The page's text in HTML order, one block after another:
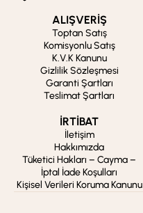
ALIŞVERİŞ
Toptan Satış
Komisyonlu Satış
K.V.K Kanunu
Gizlilik Sözleşmesi
Garanti Şartları
Teslimat Şartları
İRTİBAT
İletişim
Hakkımızda
Tüketici Hakları – Cayma –
İptal İade Koşulları
Kişisel Verileri Koruma Kanunu